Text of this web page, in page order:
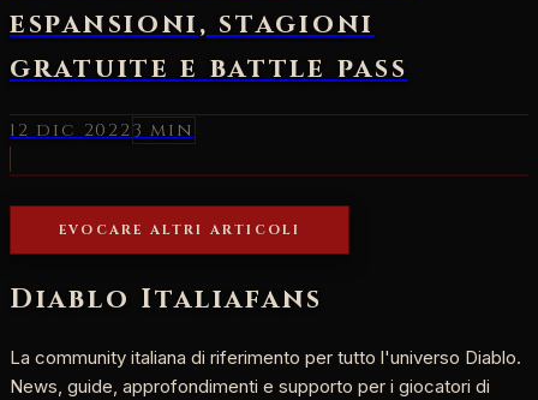
espansioni, stagioni
gratuite e battle pass
12 dic 20223 min
EVOCARE ALTRI ARTICOLI
Diablo Italiafans
La community italiana di riferimento per tutto l'universo Diablo.
News, guide, approfondimenti e supporto per i giocatori di